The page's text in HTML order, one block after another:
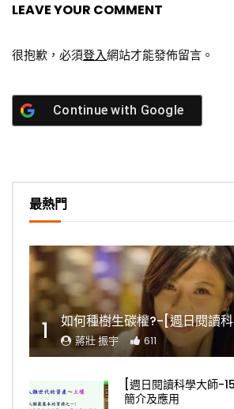
LEAVE YOUR COMMENT
很抱歉，必須登入網站才能發佈留言。
Continue with Google
最熱門
1 蔣壯 振宇 611
[週日閱讀科學大師-
簡介及應用